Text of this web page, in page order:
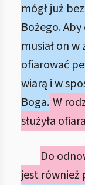
mógł już
Bożego.
musiał on
ofiarować
wiarą i w
Boga. W
służyła
Do
jest również